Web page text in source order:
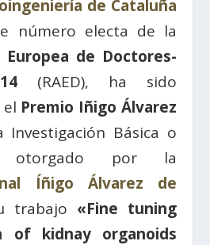
de Cataluña
número electa de la
Europea de Doctores-
(RAED), ha sido
Premio Iñigo Álvarez
Investigación Básica o
otorgado por la
Íñigo Álvarez de
trabajo «Fine tuning
of kidnay organoids